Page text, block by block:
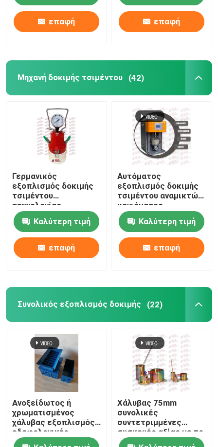
επαφή επαφή
Μηχανή δοκιμής τσιμέντου (42)
Γερμανικός
εξοπλισμός δοκιμής
τσιμέντου
τεχνολογίας
μετρητών κονιάματος
αέρα Καλύτερη τιμή
επαφή
Αυτόματος
εξοπλισμός δοκιμής
τσιμέντου αναμικτών
κονιάματος
Καλύτερη τιμή
επαφή
Συνολικός εξοπλισμός δοκιμής (22)
Ανοξείδωτος ή
χρωματισμένος
χάλυβας εξοπλισμός
εδαφολογικής
δοκιμής διαιρετών
Χάλυβας 75mm
συνολικές
συντετριμμένες
συσκευές αξίας με το
δύτη κυλίνδρων